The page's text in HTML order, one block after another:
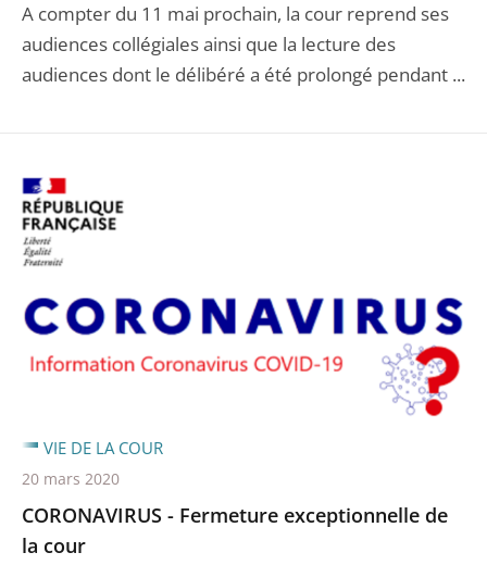
A compter du 11 mai prochain, la cour reprend ses
audiences collégiales ainsi que la lecture des
audiences dont le délibéré a été prolongé pendant ...
CORONAVIRUS - Fermeture exceptionnelle de
la cour
VIE DE LA COUR
20 mars 2020